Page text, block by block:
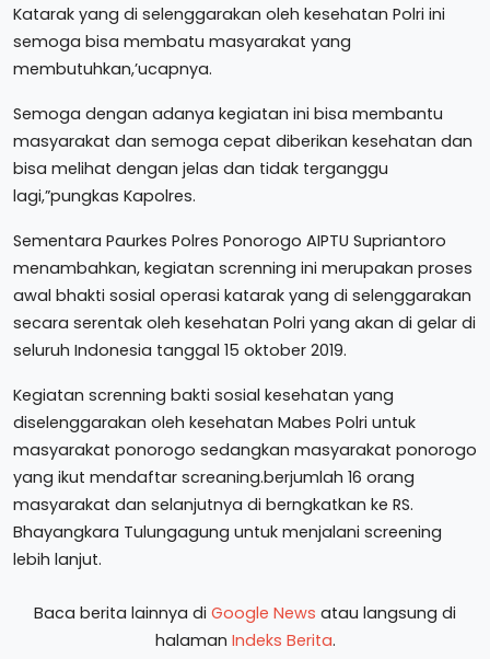
Katarak yang di selenggarakan oleh kesehatan Polri ini
semoga bisa membatu masyarakat yang
membutuhkan,’ucapnya.
Semoga dengan adanya kegiatan ini bisa membantu
masyarakat dan semoga cepat diberikan kesehatan dan
bisa melihat dengan jelas dan tidak terganggu
lagi,”pungkas Kapolres.
Sementara Paurkes Polres Ponorogo AIPTU Supriantoro
menambahkan, kegiatan screnning ini merupakan proses
awal bhakti sosial operasi katarak yang di selenggarakan
secara serentak oleh kesehatan Polri yang akan di gelar di
seluruh Indonesia tanggal 15 oktober 2019.
Kegiatan screnning bakti sosial kesehatan yang
diselenggarakan oleh kesehatan Mabes Polri untuk
masyarakat ponorogo sedangkan masyarakat ponorogo
yang ikut mendaftar screaning.berjumlah 16 orang
masyarakat dan selanjutnya di berngkatkan ke RS.
Bhayangkara Tulungagung untuk menjalani screening
lebih lanjut.
Baca berita lainnya di Google News atau langsung di
halaman Indeks Berita.